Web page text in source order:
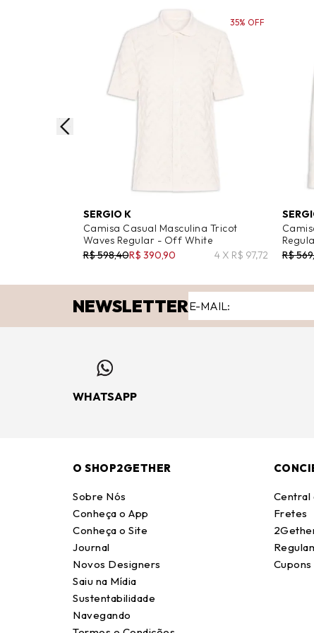
SERGIO K
Camisa Casual Masculina Tricot
Waves Regular - Off White
R$ 598,40R$ 390,90 4 X R$ 97,72
35% OFF
R$
NEWSLETTER
WHATSAPP
O SHOP2GETHER
Sobre Nós
Conheça o App
Conheça o Site
Journal
Novos Designers
Saiu na Mídia
Sustentabilidade
Navegando
Central
Fretes
Cupons